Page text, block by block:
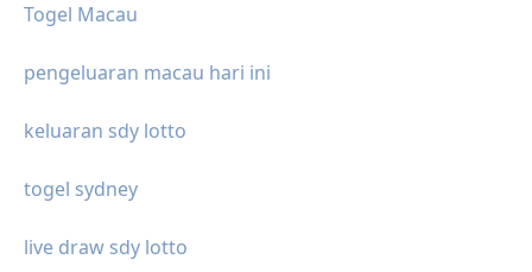
Togel Macau
pengeluaran macau hari ini
keluaran sdy lotto
togel sydney
live draw sdy lotto